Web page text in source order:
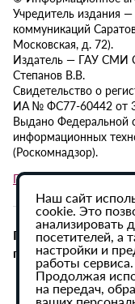
Учредитель издания
коммуникаций
Московская, д. 72).
Издатель — ГАУ СМИ
Степанов В.В.
Свидетельство о
ИА № ФС77-60442 от
Выдано Федеральной
информационных
(Роскомнадзор).
Политика в
При использовании
гиперссылка на ИА
Наш сайт
cookie. Это
анализировать
посетителей, а
настройки и
работы сервиса.
Продолжая
на передач,